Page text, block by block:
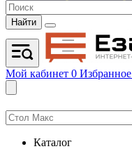
Найти
Мой кабинет 0 Избранное
Каталог